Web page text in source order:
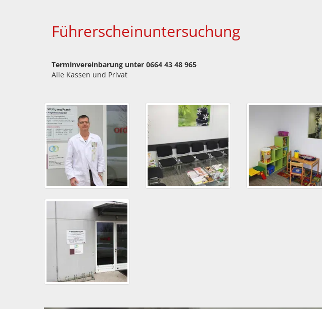
Führerscheinuntersuchung
Terminvereinbarung unter 0664 43 48 965
Alle Kassen und Privat